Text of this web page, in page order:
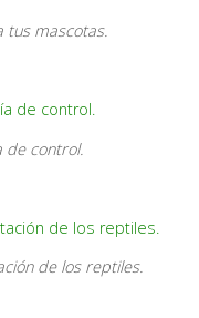
tus mascotas.
de control.
de los reptiles.